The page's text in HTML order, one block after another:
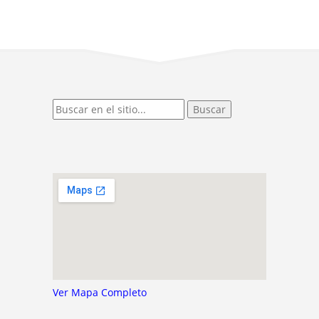
Ver Mapa Completo